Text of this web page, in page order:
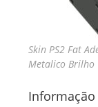
Skin PS2 Fat
Metalico Brilho